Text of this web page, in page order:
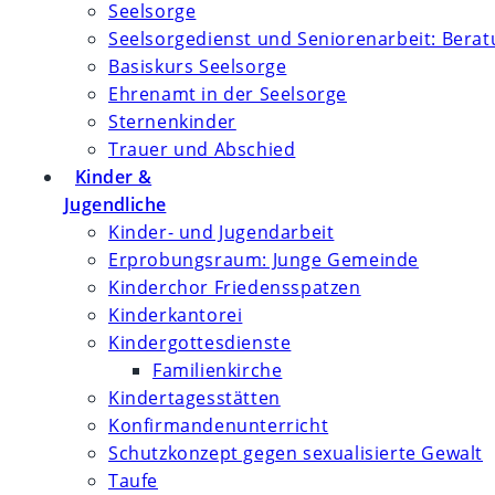
Seelsorge
Seelsorgedienst und Seniorenarbeit:
Basiskurs Seelsorge
Ehrenamt in der Seelsorge
Sternenkinder
Trauer und Abschied
Kinder &
Jugendliche
Kinder- und Jugendarbeit
Erprobungsraum: Junge Gemeinde
Kinderchor Friedensspatzen
Kinderkantorei
Kindergottesdienste
Familienkirche
Kindertagesstätten
Konfirmanden­unterricht
Schutzkonzept gegen sexualisierte Gewalt
Taufe